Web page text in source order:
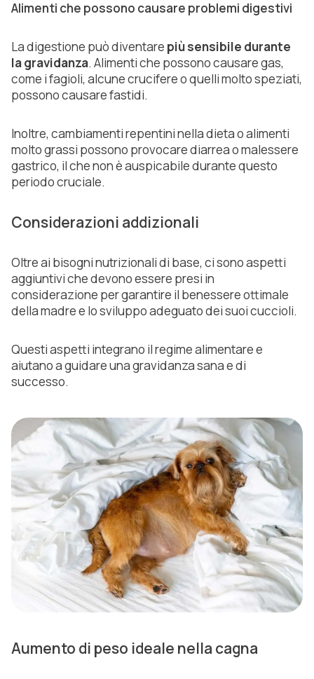
Alimenti che possono causare problemi digestivi
La digestione può diventare più sensibile durante
la gravidanza. Alimenti che possono causare gas,
come i fagioli, alcune crucifere o quelli molto speziati,
possono causare fastidi.
Inoltre, cambiamenti repentini nella dieta o alimenti
molto grassi possono provocare diarrea o malessere
gastrico, il che non è auspicabile durante questo
periodo cruciale.
Considerazioni addizionali
Oltre ai bisogni nutrizionali di base, ci sono aspetti
aggiuntivi che devono essere presi in
considerazione per garantire il benessere ottimale
della madre e lo sviluppo adeguato dei suoi cuccioli.
Questi aspetti integrano il regime alimentare e
aiutano a guidare una gravidanza sana e di
successo.
Aumento di peso ideale nella cagna